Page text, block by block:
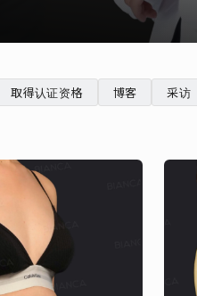
取得认证资格 博客 采访